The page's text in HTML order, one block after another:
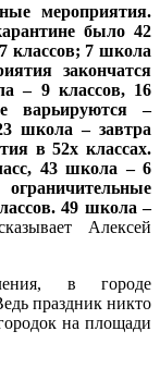
мероприятия.
было 42
классов; 7 школа
закончатся
– 9 классов, 16
варьируются –
школа – завтра
в 52х классах.
43 школа – 6
49 школа –
Алексей
в городе
праздник никто
на площади